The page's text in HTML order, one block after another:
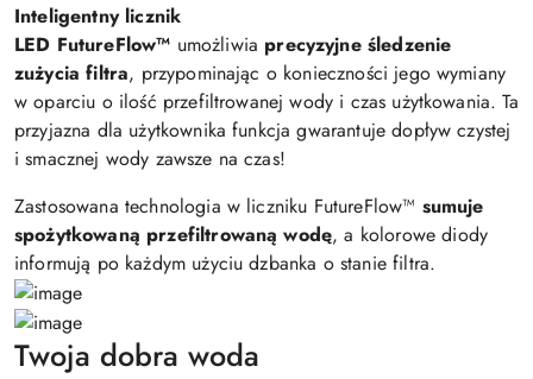
Inteligentny licznik
LED FutureFlow™ umożliwia precyzyjne śledzenie
zużycia filtra, przypominając o konieczności jego wymiany
w oparciu o ilość przefiltrowanej wody i czas użytkowania. Ta
przyjazna dla użytkownika funkcja gwarantuje dopływ czystej
i smacznej wody zawsze na czas!
Zastosowana technologia w liczniku FutureFlow™ sumuje
spożytkowaną przefiltrowaną wodę, a kolorowe diody
informują po każdym użyciu dzbanka o stanie filtra.
Twoja dobra woda